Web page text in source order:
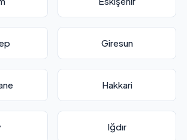
Giresun
Hakkari
Iğdır